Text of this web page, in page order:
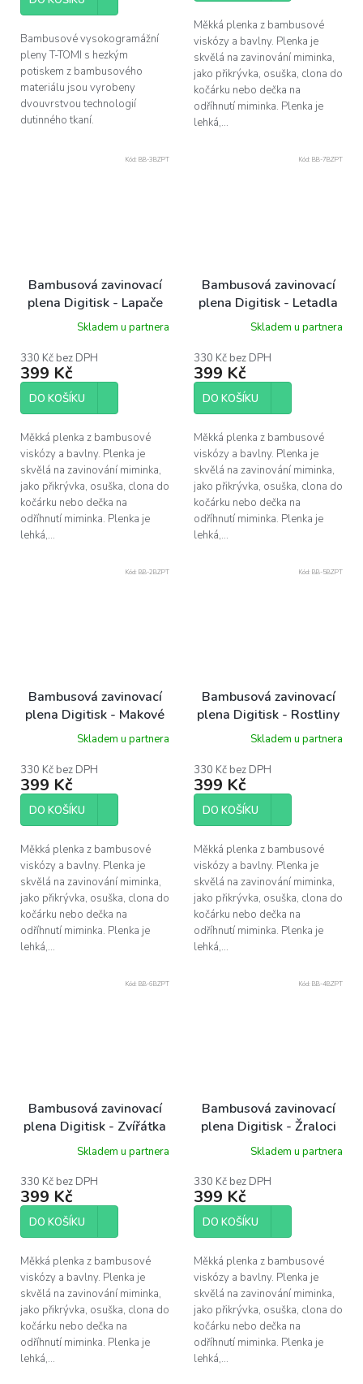
Bambusové vysokogramážní
pleny T-TOMI s hezkým
potiskem z bambusového
materiálu jsou vyrobeny
dvouvrstvou technologií
dutinného tkaní.
Měkká plenka z bambusové
viskózy a bavlny. Plenka je
skvělá na zavinování miminka,
jako přikrývka, osuška, clona do
kočárku nebo dečka na
odříhnutí miminka. Plenka je
lehká,...
Bambusová zavinovací
plena Digitisk - Lapače
snů 120 x120 cm
Skladem u partnera
330 Kč bez DPH
399 Kč
DO KOŠÍKU
Měkká plenka z bambusové
viskózy a bavlny. Plenka je
skvělá na zavinování miminka,
jako přikrývka, osuška, clona do
kočárku nebo dečka na
odříhnutí miminka. Plenka je
lehká,...
Kód: BB-3BZPT
Bambusová zavinovací
plena Digitisk - Letadla
a autíčka 120 x120 cm
Skladem u partnera
330 Kč bez DPH
399 Kč
DO KOŠÍKU
Měkká plenka z bambusové
viskózy a bavlny. Plenka je
skvělá na zavinování miminka,
jako přikrývka, osuška, clona do
kočárku nebo dečka na
odříhnutí miminka. Plenka je
lehká,...
Kód: BB-7BZPT
Bambusová zavinovací
plena Digitisk - Makové
pole 120 x120 cm
Skladem u partnera
330 Kč bez DPH
399 Kč
DO KOŠÍKU
Měkká plenka z bambusové
viskózy a bavlny. Plenka je
skvělá na zavinování miminka,
jako přikrývka, osuška, clona do
kočárku nebo dečka na
odříhnutí miminka. Plenka je
lehká,...
Kód: BB-2BZPT
Bambusová zavinovací
plena Digitisk - Rostliny
120 x120 cm
Skladem u partnera
330 Kč bez DPH
399 Kč
DO KOŠÍKU
Měkká plenka z bambusové
viskózy a bavlny. Plenka je
skvělá na zavinování miminka,
jako přikrývka, osuška, clona do
kočárku nebo dečka na
odříhnutí miminka. Plenka je
lehká,...
Kód: BB-5BZPT
Bambusová zavinovací
plena Digitisk - Zvířátka
ze zoo 120 x120 cm
Skladem u partnera
330 Kč bez DPH
399 Kč
DO KOŠÍKU
Měkká plenka z bambusové
viskózy a bavlny. Plenka je
skvělá na zavinování miminka,
jako přikrývka, osuška, clona do
kočárku nebo dečka na
odříhnutí miminka. Plenka je
lehká,...
Kód: BB-6BZPT
Bambusová zavinovací
plena Digitisk - Žraloci
120 x120 cm
Skladem u partnera
330 Kč bez DPH
399 Kč
DO KOŠÍKU
Měkká plenka z bambusové
viskózy a bavlny. Plenka je
skvělá na zavinování miminka,
jako přikrývka, osuška, clona do
kočárku nebo dečka na
odříhnutí miminka. Plenka je
lehká,...
Kód: BB-4BZPT